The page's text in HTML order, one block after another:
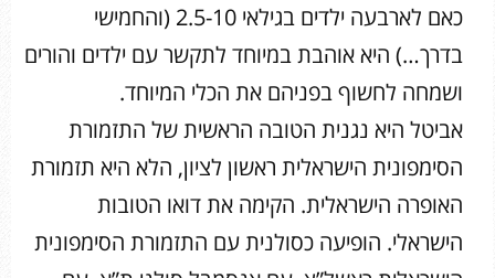
כאם לארבעה ילדים בגילאי 2.5-10 (והחמישי
בדרך…) היא אוהבת במיוחד לתקשר עם ילדים והורים
ושמחה לחשוף בפניהם את הכלי המיוחד.
אביטל היא נגנית הטובה הראשית של התזמורת
הסימפונית הישראלית ראשון לציון, הלא היא תזמורת
האופרה הישראלית. הקימה את דואו הטובות
הישראלי. הופיעה כסולנית עם התזמורת הסימפונית